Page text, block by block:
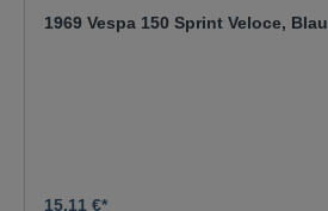
1969 Vespa 150 Sprint Veloce, Blau
15,11 €*